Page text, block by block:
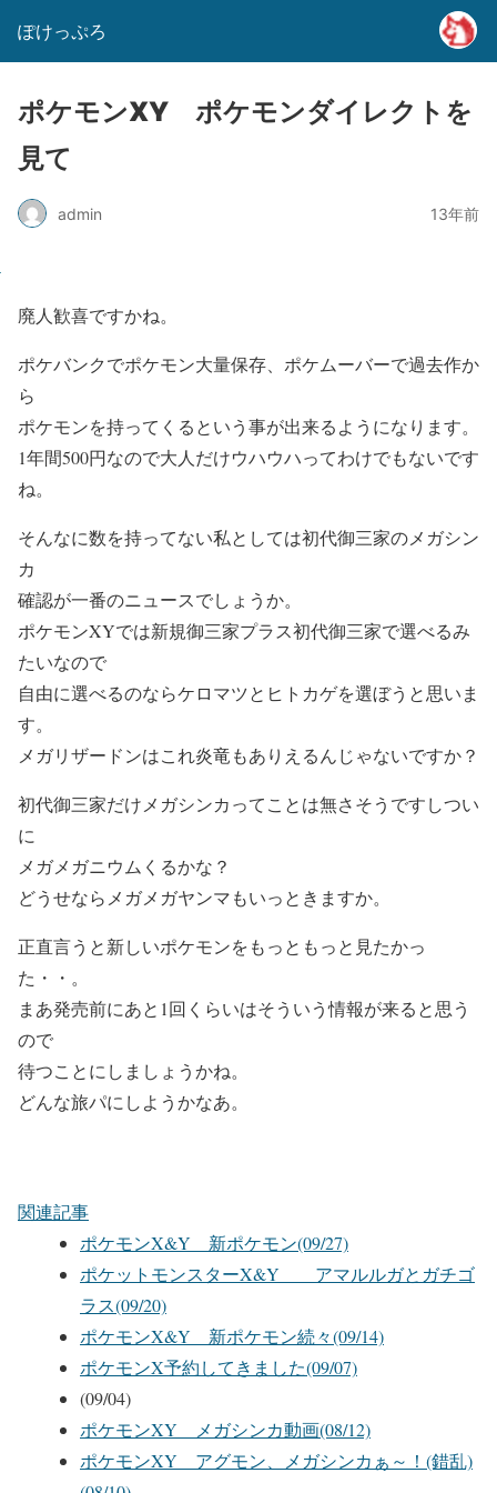
ぽけっぷろ
ポケモンXY ポケモンダイレクトを
見て
admin 13年前
廃人歓喜ですかね。
ポケバンクでポケモン大量保存、ポケムーバーで過去作か
ら
ポケモンを持ってくるという事が出来るようになります。
1年間500円なので大人だけウハウハってわけでもないです
ね。
そんなに数を持ってない私としては初代御三家のメガシン
カ
確認が一番のニュースでしょうか。
ポケモンXYでは新規御三家プラス初代御三家で選べるみ
たいなので
自由に選べるのならケロマツとヒトカゲを選ぼうと思いま
す。
メガリザードンはこれ炎竜もありえるんじゃないですか？
初代御三家だけメガシンカってことは無さそうですしつい
に
メガメガニウムくるかな？
どうせならメガメガヤンマもいっときますか。
正直言うと新しいポケモンをもっともっと見たかっ
た・・。
まあ発売前にあと1回くらいはそういう情報が来ると思う
ので
待つことにしましょうかね。
どんな旅パにしようかなあ。
関連記事
ポケモンX&Y 新ポケモン(09/27)
ポケットモンスターX&Y アマルルガとガチゴ
ラス(09/20)
ポケモンX&Y 新ポケモン続々(09/14)
ポケモンX予約してきました(09/07)
(09/04)
ポケモンXY メガシンカ動画(08/12)
ポケモンXY アグモン、メガシンカぁ～！(錯乱)